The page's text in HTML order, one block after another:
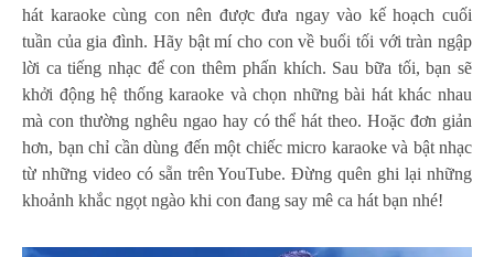
hát karaoke cùng con nên được đưa ngay vào kế hoạch cuối
tuần của gia đình. Hãy bật mí cho con về buổi tối với tràn ngập
lời ca tiếng nhạc để con thêm phấn khích. Sau bữa tối, bạn sẽ
khởi động hệ thống karaoke và chọn những bài hát khác nhau
mà con thường nghêu ngao hay có thể hát theo. Hoặc đơn giản
hơn, bạn chỉ cần dùng đến một chiếc micro karaoke và bật nhạc
từ những video có sẵn trên YouTube. Đừng quên ghi lại những
khoảnh khắc ngọt ngào khi con đang say mê ca hát bạn nhé!